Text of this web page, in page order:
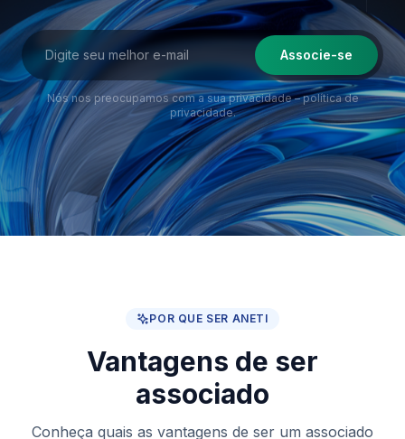
Associe-se
Nós nos preocupamos com a sua privacidade – política de
privacidade.
POR QUE SER ANETI
Vantagens de ser
associado
Conheça quais as vantagens de ser um associado